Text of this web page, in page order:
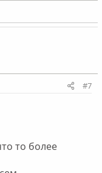
г
#7
то более